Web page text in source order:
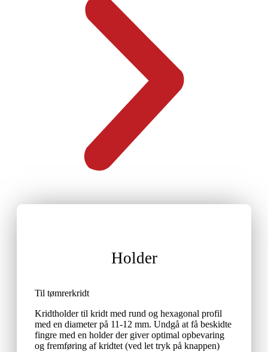
Holder
Til tømrerkridt
Kridtholder til kridt med rund og hexagonal profil
med en diameter på 11-12 mm. Undgå at få beskidte
fingre med en holder der giver optimal opbevaring
og fremføring af kridtet (ved let tryk på knappen)